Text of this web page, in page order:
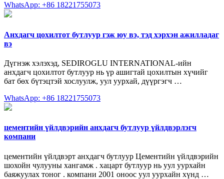
WhatsApp: +86 18221755073
Анхдагч цохилтот бутлуур гэж юу вэ, тэд хэрхэн ажилладаг
вэ
Дүгнэж хэлэхэд, SEDIROGLU INTERNATIONAL-ийн
анхдагч цохилтот бутлуур нь үр ашигтай цохилтын хүчийг
бат бөх бүтэцтэй хослуулж, уул уурхай, дүүргэгч …
WhatsApp: +86 18221755073
цементийн үйлдвэрийн анхдагч бутлуур үйлдвэрлэгч
компани
цементийн үйлдвэрт анхдагч бутлуур Цементийн үйлдвэрийн
шохойн чулууны хангамж . хацарт бутлуур нь уул уурхайн
баяжуулах тоног . компани 2001 оноос уул уурхайн хүнд …